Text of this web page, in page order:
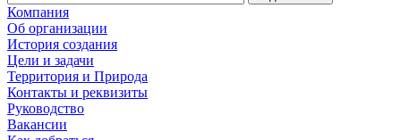
Компания
Об организации
История создания
Цели и задачи
Территория и Природа
Контакты и реквизиты
Руководство
Вакансии